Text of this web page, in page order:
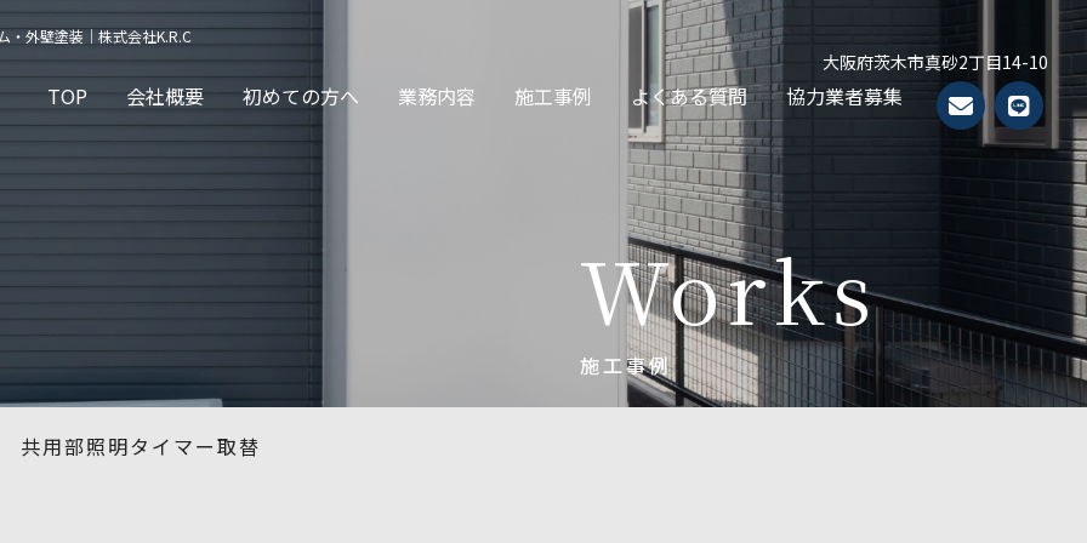
外壁塗装｜株式会社K.R.C
大阪府茨木市真砂2丁目14-10
TOP 会社概要 初めての方へ 業務内容 施工事例 よくある質問 協力業者募集
Works
施工事例
共用部照明タイマー取替